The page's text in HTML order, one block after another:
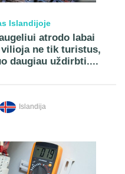
Islandijoje
atrodo labai
ne tik turistus,
daugiau uždirbti....
Islandija